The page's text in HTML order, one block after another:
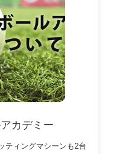
カデミー
ティングマシーンも2台